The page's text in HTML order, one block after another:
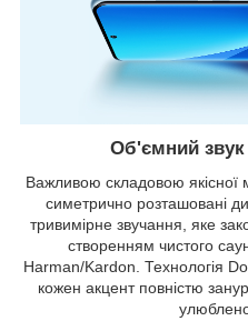
Об'ємний звук
Важливою складовою якісної
симетрично розташовані
тривимірне звучання, яке
створенням чистого
Harman/Kardon. Технологія
кожен акцент повністю